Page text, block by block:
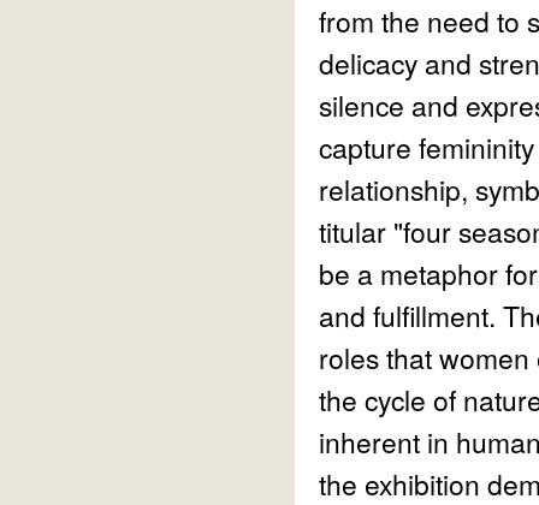
from the need to
delicacy and
silence and
capture
relationship,
titular "four
be a metaphor
and fulfillment.
roles that
the cycle of
inherent in
the exhibition